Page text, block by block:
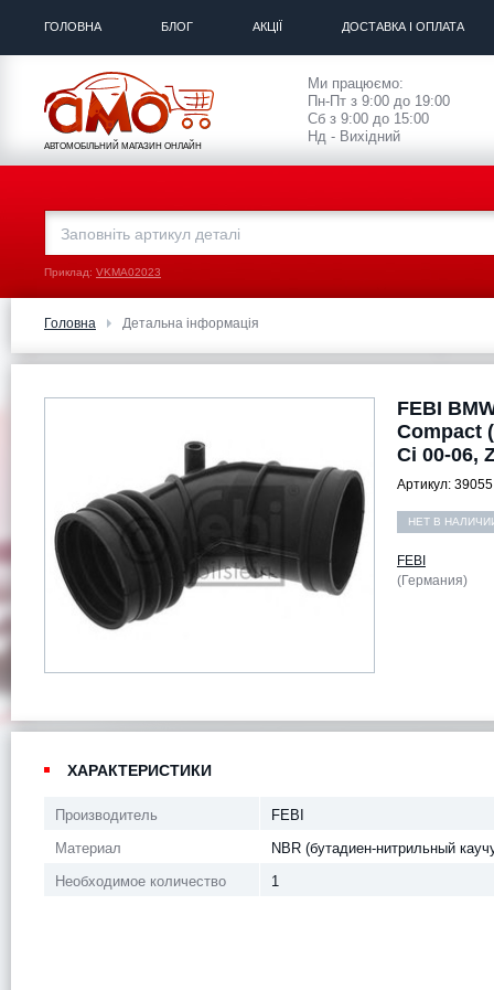
ГОЛОВНА БЛОГ АКЦІЇ ДОСТАВКА І ОПЛАТА
АВТОМОБІЛЬНИЙ МАГАЗИН ОНЛАЙН
Ми працюємо:
Пн-Пт з 9:00 до 19:00
Сб з 9:00 до 15:00
Нд - Вихідний
Приклад: VKMA02023
Головна Детальна інформація
FEBI
Compact
Ci 00-06,
Артикул: 39055
НЕТ В
FEBI
(Германия)
ХАРАКТЕРИСТИКИ
Производитель
FEBI
Материал
NBR (бутадиен-нитрильный
Необходимое количество
1